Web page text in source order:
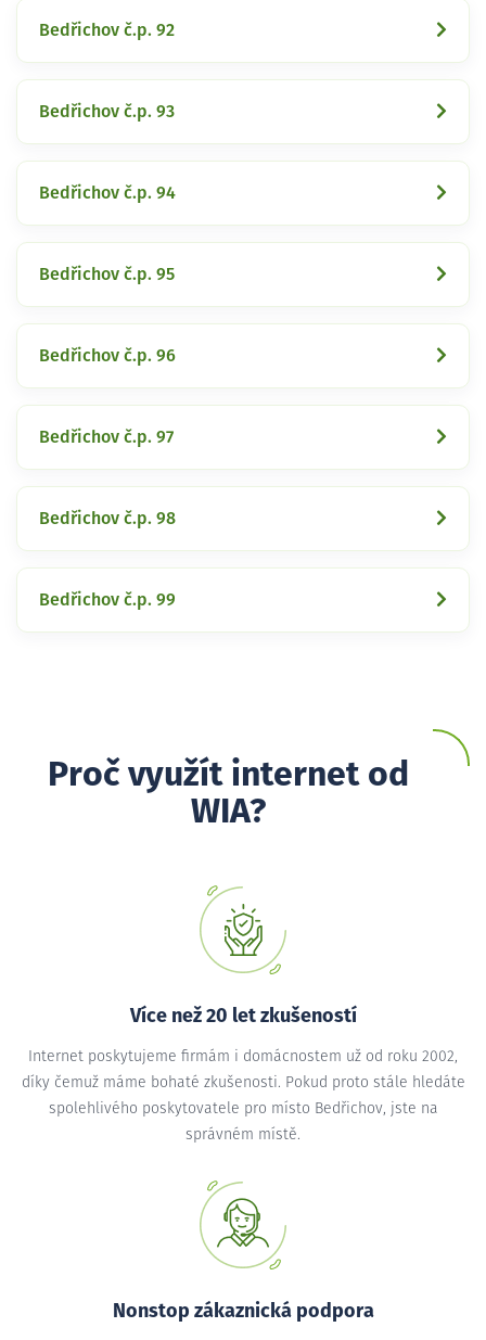
Bedřichov č.p. 92
Bedřichov č.p. 93
Bedřichov č.p. 94
Bedřichov č.p. 95
Bedřichov č.p. 96
Bedřichov č.p. 97
Bedřichov č.p. 98
Bedřichov č.p. 99
Proč využít internet od
WIA?
Více než 20 let zkušeností
Internet poskytujeme firmám i domácnostem už od roku 2002,
díky čemuž máme bohaté zkušenosti. Pokud proto stále hledáte
spolehlivého poskytovatele pro místo Bedřichov, jste na
správném místě.
Nonstop zákaznická podpora